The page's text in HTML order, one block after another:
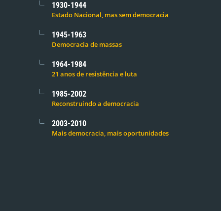
1930-1944
Estado Nacional, mas sem democracia
1945-1963
Democracia de massas
1964-1984
21 anos de resistência e luta
1985-2002
Reconstruindo a democracia
2003-2010
Mais democracia, mais oportunidades